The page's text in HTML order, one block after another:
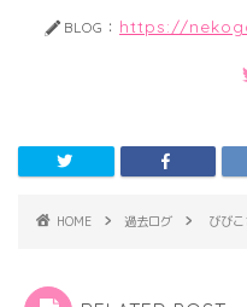
BLOG： https://
HOME 過去ログ びび